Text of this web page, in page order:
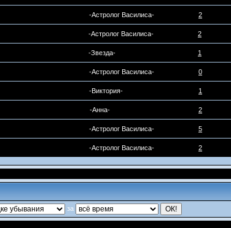
-Астролог Василиса- 2
-Астролог Василиса- 2
-Звезда- 1
-Астролог Василиса- 0
-Виктория- 1
-Анна- 2
-Астролог Василиса- 5
-Астролог Василиса- 2
за